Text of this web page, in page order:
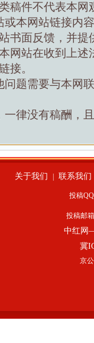
稿件不代表本网
本网站链接内
书面反馈，并提
网站在收到上述
接。
题需要与本网
律没有稿酬，
关于我们 联系我们
投稿
投稿邮
中红网
冀
京